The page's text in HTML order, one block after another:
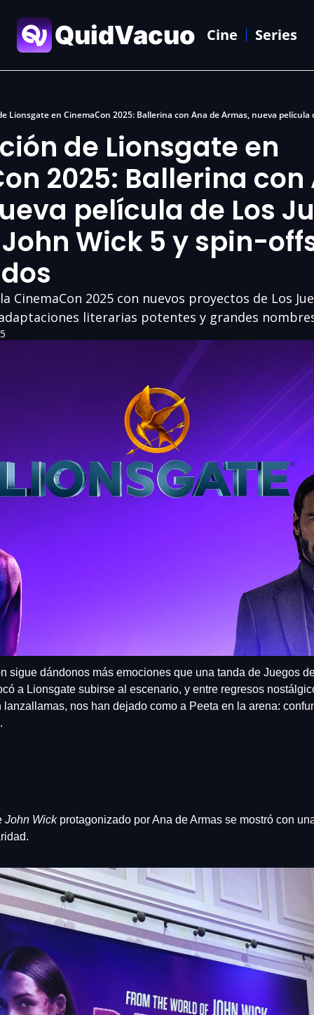
QuidVacuo Cine Series
de Lionsgate en
2025: Ballerina con
película de Los
Wick 5 y spin-
CinemaCon 2025 con nuevos proyectos de Los
literarias potentes y grandes
sigue dándonos más emociones que una tanda de Juegos
a Lionsgate subirse al escenario, y entre regresos
lanzallamas, nos han dejado como a Peeta en la arena:
John Wick protagonizado por Ana de Armas se mostró con